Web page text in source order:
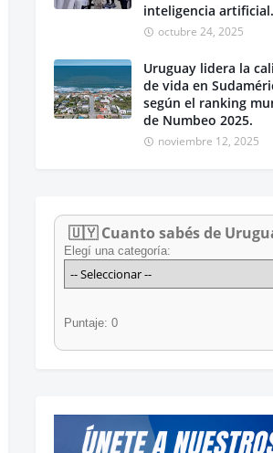
inteligencia artificial.
octubre 24, 2025
Uruguay lidera la
de vida en
según el ranking
de Numbeo 2025.
noviembre 12, 2025
🇺🇾 Cuanto sabés de
Elegí una categoría:
Puntaje: 0